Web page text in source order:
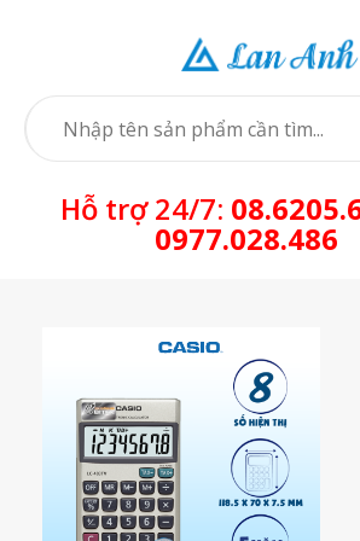
Hỗ trợ 24/7:
0977.028.486